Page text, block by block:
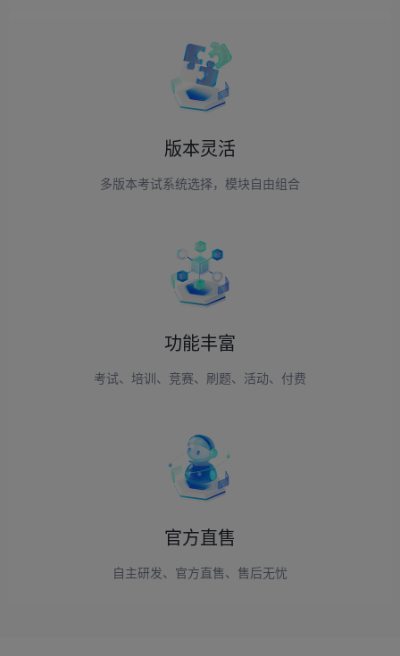
版本灵活
多版本考试系统选择，模块自由组合
功能丰富
考试、培训、竞赛、刷题、活动、付费
官方直售
自主研发、官方直售、售后无忧